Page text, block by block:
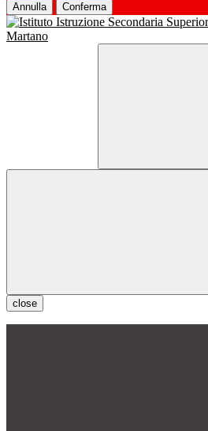
Annulla Conferma
close